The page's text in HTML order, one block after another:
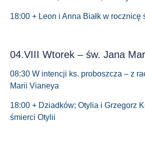
18:00 + Leon i Anna Białk w rocznicę
04.VIII Wtorek – św. Jana
08:30 W intencji ks. proboszcza – z
Marii Vianeya
18:00 + Dziadków; Otylia i Grzegorz
śmierci Otylii